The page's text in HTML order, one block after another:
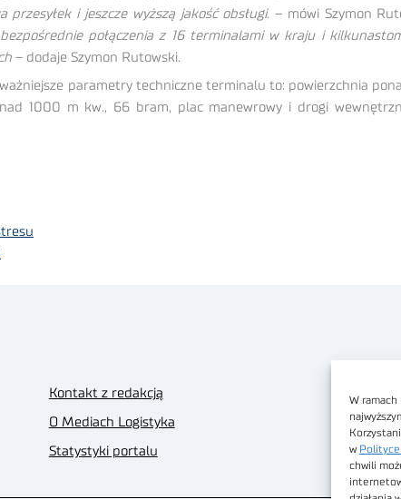
W
w
chwili
i jeszcze wyższą jakość obsługi. – mówi Szymon
połączenia z 16 terminalami w kraju i
– dodaje Szymon Rutowski.
parametry techniczne terminalu to: powierzchnia
1000 m kw., 66 bram, plac manewrowy i drogi
Kontakt z redakcją
O Mediach Logistyka
Statystyki portalu